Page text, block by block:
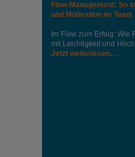
Flow-Management: So
und Motivation im Team
Im Flow zum Erfolg: Wie
mit Leichtigkeit und
Jetzt weiterlesen…